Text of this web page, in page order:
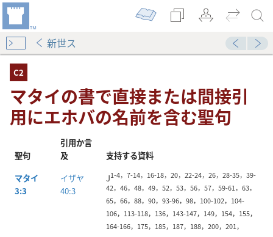
新世ス
バの名前を含む聖句
神の名前が出ている聖句
C2
マタイの書で直接または間接引
用にエホバの名前を含む聖句
聖句
引用か言
及
支持する資料
マタイ
3:3
イザヤ
40:3
J1-4，7-14，16-18，20，22-24，26，28-35，39-
42，46，48，49，52，53，56，57，59-61，63，
65，66，88，90，93-96，98，100-102，104-
106，113-118，136，143-147，149，154，155，
164-166，175，185，187，188，200，201，